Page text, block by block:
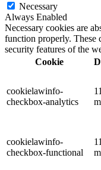
Necessary
Always Enabled
Necessary cookies are
function properly. These
security features of the
Cookie
cookielawinfo-
checkbox-analytics
11
cookielawinfo-
checkbox-functional
11